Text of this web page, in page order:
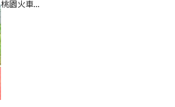
桃園火車...